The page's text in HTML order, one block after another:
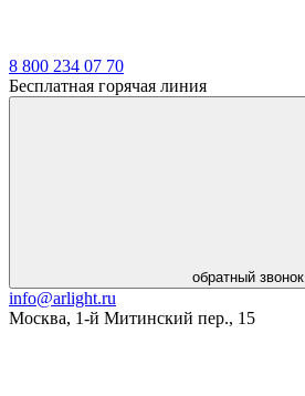
8 800 234 07 70
Бесплатная горячая линия
обратный звонок
info@arlight.ru
Москва, 1-й Митинский пер., 15